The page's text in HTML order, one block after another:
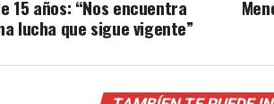
15 años: “Nos encuentra
lucha que sigue vigente”